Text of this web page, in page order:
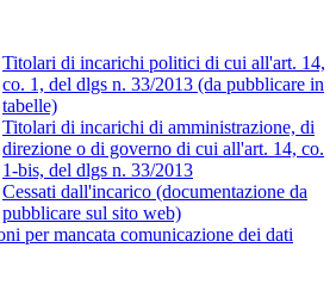
Titolari di incarichi politici di cui all'art. 14,
co. 1, del dlgs n. 33/2013 (da pubblicare in
tabelle)
Titolari di incarichi di amministrazione, di
direzione o di governo di cui all'art. 14, co.
1-bis, del dlgs n. 33/2013
Cessati dall'incarico (documentazione da
pubblicare sul sito web)
per mancata comunicazione dei dati